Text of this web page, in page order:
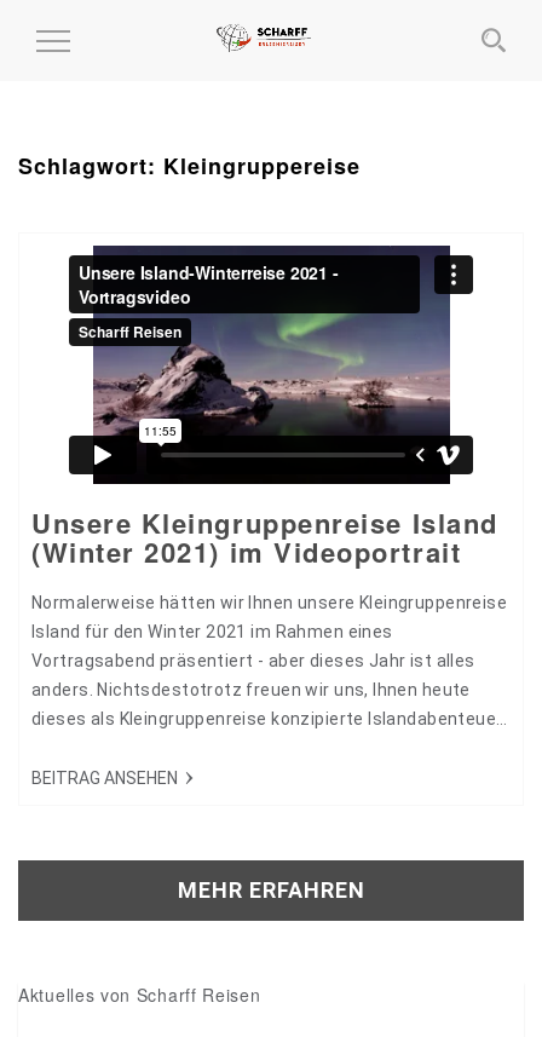
MENÜ
Schlagwort: Kleingruppereise
Unsere Kleingruppenreise Island
(Winter 2021) im Videoportrait
Normalerweise hätten wir Ihnen unsere Kleingruppenreise
Island für den Winter 2021 im Rahmen eines
Vortragsabend präsentiert - aber dieses Jahr ist alles
anders. Nichtsdestotrotz freuen wir uns, Ihnen heute
dieses als Kleingruppenreise konzipierte Islandabenteuer
Islandexperte Thilo Kirsch stellt Ihnen die Höhepunkte und
Gletschern, Vulkanen und Wasserfällen stehen unter
anderem ein Besuch der blauen…
BEITRAG ANSEHEN
MEHR ERFAHREN
Aktuelles von Scharff Reisen